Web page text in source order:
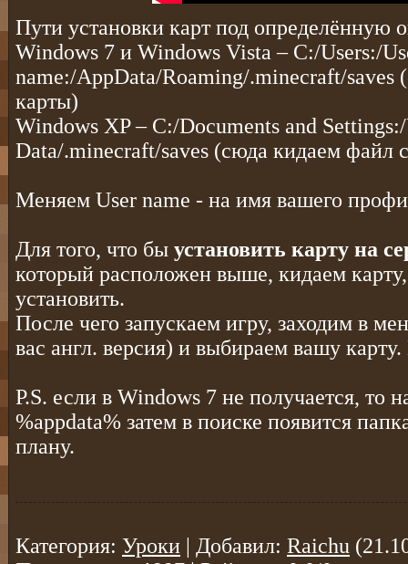
Пути установки карт под определённую
Windows 7 и Windows Vista – C:/Users:/
name:/AppData/Roaming/.minecraft/saves
карты)
Windows XP – C:/Documents and
Data/.minecraft/saves (сюда кидаем файл
Меняем User name - на имя вашего
Для того, что бы установить карту на
который расположен выше, кидаем
установить.
После чего запускаем игру, заходим в
вас англ. версия) и выбираем вашу
P.S. если в Windows 7 не получается, то
%appdata% затем в поиске появится
плану.
Категория: Уроки | Добавил: Raichu